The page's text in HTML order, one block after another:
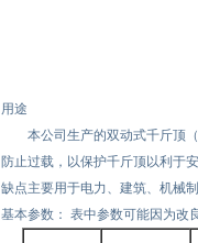
用途
本公司生产的双动式千斤顶（
防止过载，以保护千斤顶以利于
缺点主要用于电力、建筑、机械
基本参数： 表中参数可能因为改